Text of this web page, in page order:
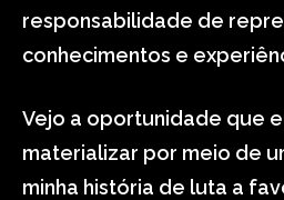
responsabilidade de
conhecimentos e
Vejo a oportunidade que
materializar por meio de
minha história de luta a